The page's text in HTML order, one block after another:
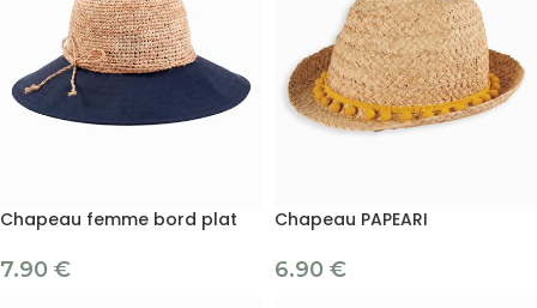
Chapeau femme bord plat
7.90 €
Chapeau PAPEARI
6.90 €